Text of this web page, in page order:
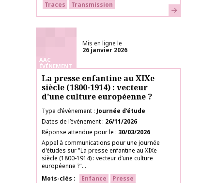
Traces
Transmission En savoir plus
AAC
ÉVÉNEMENT
Mis en ligne le
26 janvier 2026
La presse enfantine au XIXe
siècle (1800-1914) : vecteur
d’une culture européenne ?
Type d’événement Journée d’étude
Dates de l’événement 26/11/2026
Réponse attendue pour le
30/03/2026
Appel à communications pour une journée
d'études sur "La presse enfantine au XIXe
siècle (1800-1914) : vecteur d’une culture
européenne ?"...
Mots-clés
Enfance
Presse